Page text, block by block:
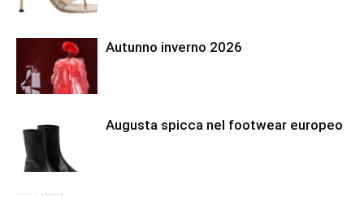
Autunno inverno 2026
Augusta spicca nel footwear europeo